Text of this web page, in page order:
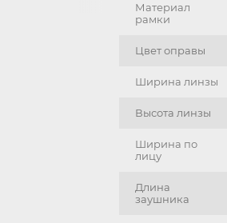
Материал
рамки
Цвет оправы
Ширина линзы
Высота линзы
Ширина по
лицу
Длина
заушника